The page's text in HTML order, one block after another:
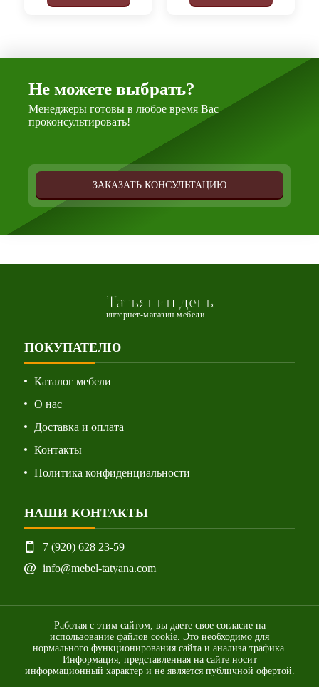
Не можете выбрать?
Менеджеры готовы в любое время Вас
проконсультировать!
ЗАКАЗАТЬ КОНСУЛЬТАЦИЮ
Татьянин день
интернет-магазин мебели
ПОКУПАТЕЛЮ
Каталог мебели
О нас
Доставка и оплата
Контакты
Политика конфиденциальности
НАШИ КОНТАКТЫ
7 (920) 628 23-59
info@mebel-tatyana.com
Работая с этим сайтом, вы даете свое согласие на
использование файлов cookie. Это необходимо для
нормального функционирования сайта и анализа трафика.
Информация, представленная на сайте носит
информационный характер и не является публичной офертой.